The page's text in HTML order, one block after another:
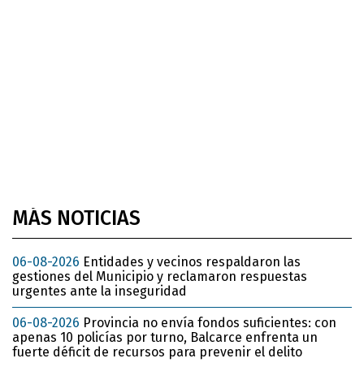
MÁS NOTICIAS
06-08-2026 Entidades y vecinos respaldaron las
gestiones del Municipio y reclamaron respuestas
urgentes ante la inseguridad
06-08-2026 Provincia no envía fondos suficientes: con
apenas 10 policías por turno, Balcarce enfrenta un
fuerte déficit de recursos para prevenir el delito